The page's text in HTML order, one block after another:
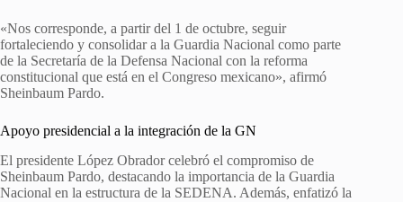
«Nos corresponde, a partir del 1 de octubre, seguir
fortaleciendo y consolidar a la Guardia Nacional como parte
de la Secretaría de la Defensa Nacional con la reforma
constitucional que está en el Congreso mexicano», afirmó
Sheinbaum Pardo.
Apoyo presidencial a la integración de la GN
El presidente López Obrador celebró el compromiso de
Sheinbaum Pardo, destacando la importancia de la Guardia
Nacional en la estructura de la SEDENA. Además, enfatizó la